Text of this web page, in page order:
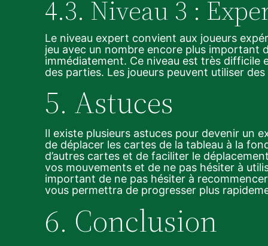
4.3. Niveau 3 :
Le niveau expert convient aux joueurs
jeu avec un nombre encore plus important
immédiatement. Ce niveau est très
des parties. Les joueurs peuvent utiliser
5. Astuces
Il existe plusieurs astuces pour devenir un
de déplacer les cartes de la tableau à la
d’autres cartes et de faciliter le
vos mouvements et de ne pas hésiter à
important de ne pas hésiter à
vous permettra de progresser plus
6. Conclusion